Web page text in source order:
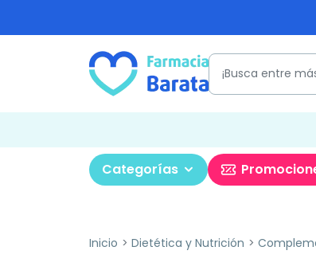
Categorías
Inicio Dietética y Nutrición